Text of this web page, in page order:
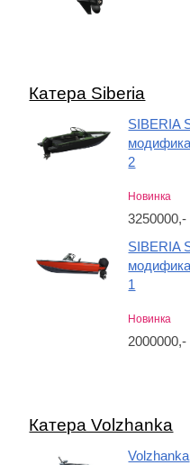
Катера Siberia
SIBERIA
2
Новинка
3250000,-
SIBERIA
1
Новинка
2000000,-
Катера Volzhanka
Volzhanka